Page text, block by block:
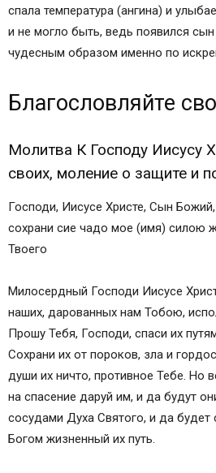
спала температура (ангина) и
и не могло быть, ведь появился
чудесным образом именно по
Благословляйте
Молитва К Господу Иисусу
своих, моление о защите и
Господи, Иисусе Христе, Сын
сохрани сие чадо мое (имя) силою
Твоего
Милосердный Господи Иисусе
наших, дарованных нам Тобою,
Прошу Тебя, Господи, спаси их
Сохрани их от пороков, зла и
души их ничто, противное Тебе. Но
на спасение даруй им, и да будут
сосудами Духа Святого, и да будет
Богом жизненный их путь.